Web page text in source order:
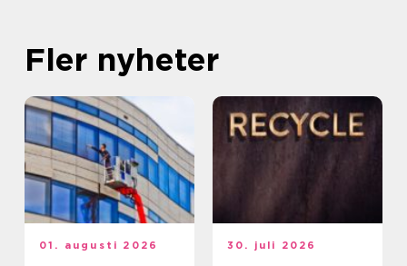
Fler nyheter
01. augusti 2026 30. juli 2026